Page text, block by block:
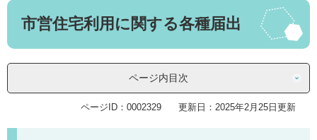
へ
本
市営住宅利用に関する各種届出
ページ内目次
ページID：0002329 更新日：2025年2月25日更新